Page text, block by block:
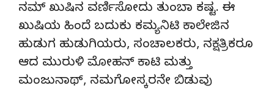
ನಮ್ ಖುಷಿನ ವರ್ಣಿಸೋದು ತುಂಬಾ ಕಷ್ಟ. ಈ
ಖುಷಿಯ ಹಿಂದೆ ಬದುಕು ಕಮ್ಯನಿಟಿ ಕಾಲೇಜಿನ
ಹುಡುಗ ಹುಡುಗಿಯರು, ಸಂಚಾಲಕರು, ನಕ್ಷತ್ರಿಕರೂ
ಆದ ಮುರುಳಿ ಮೋಹನ್ ಕಾಟಿ ಮತ್ತು
ಮಂಜುನಾಥ್, ನಮಗೋಸ್ಕರನೇ ಬಿಡುವು